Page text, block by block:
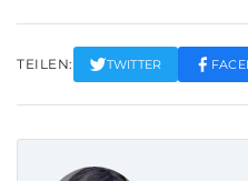
TEILEN: TWITTER